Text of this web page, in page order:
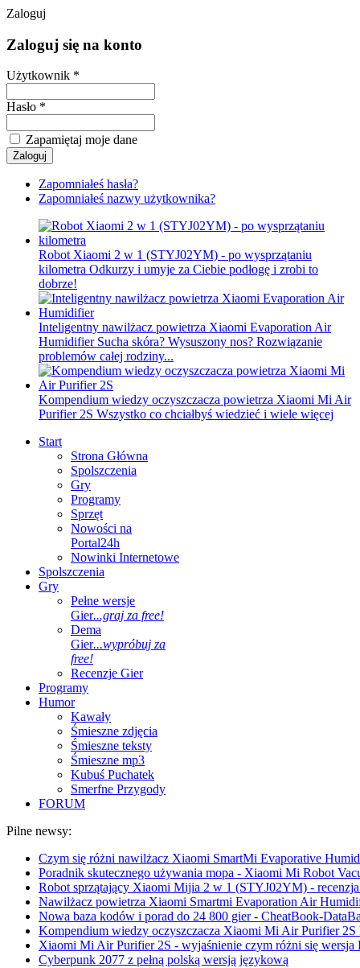
Zaloguj
Zaloguj się na konto
Użytkownik *
Hasło *
Zapamiętaj moje dane
Zapomniałeś hasła?
Zapomniałeś nazwy użytkownika?
Robot Xiaomi 2 w 1 (STYJ02YM) - po wysprzątaniu
kilometra Odkurzy i umyje za Ciebie podłogę i zrobi to
dobrze!
Inteligentny nawilżacz powietrza Xiaomi Evaporation Air
Humidifier Sucha skóra? Wysuszony nos? Rozwiązanie
problemów całej rodziny...
Kompendium wiedzy oczyszczacza powietrza Xiaomi Mi Air
Purifier 2S Wszystko co chciałbyś wiedzieć i wiele więcej
Start
Strona Główna
Spolszczenia
Gry
Programy
Sprzęt
Nowości na
Portal24h
Nowinki Internetowe
Spolszczenia
Gry
Pełne wersje
Gier...graj za free!
Dema
Gier...wypróbuj za
free!
Recenzje Gier
Programy
Humor
Kawały
Śmieszne zdjęcia
Śmieszne teksty
Śmieszne mp3
Kubuś Puchatek
Smerfne Przygody
FORUM
Pilne newsy:
Czym się różni nawilżacz Xiaomi SmartMi Evaporative
Poradnik skutecznego używania mopa - Xiaomi Mi Robot
Robot sprzątający Xiaomi Mijia 2 w 1 (STYJ02YM) -
Nawilżacz powietrza Xiaomi Smartmi Evaporation Air
Nowa baza kodów i porad do 24 800 gier - CheatBook-
Kompendium wiedzy oczyszczacza Xiaomi Mi Air Purifier
Xiaomi Mi Air Purifier 2S - wyjaśnienie czym różni się wersja
Cyberpunk 2077 z pełną polską wersją językową